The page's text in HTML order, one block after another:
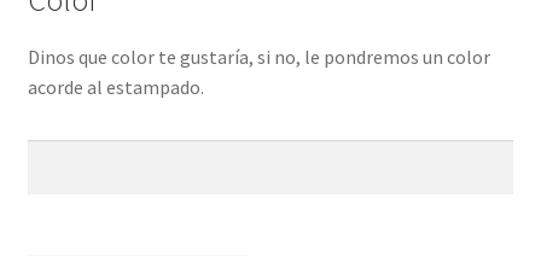
Dinos que color te gustaría, si no, le pondremos un color
acorde al estampado.